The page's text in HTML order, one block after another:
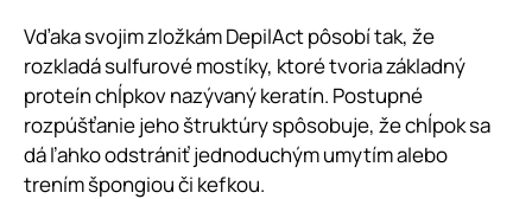
Vďaka svojim zložkám DepilAct pôsobí tak, že
rozkladá sulfurové mostíky, ktoré tvoria základný
proteín chĺpkov nazývaný keratín. Postupné
rozpúšťanie jeho štruktúry spôsobuje, že chĺpok sa
dá ľahko odstrániť jednoduchým umytím alebo
trením špongiou či kefkou.